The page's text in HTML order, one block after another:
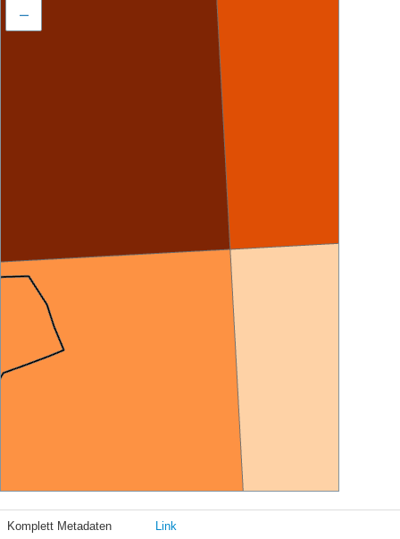
–
Komplett Metadaten Link